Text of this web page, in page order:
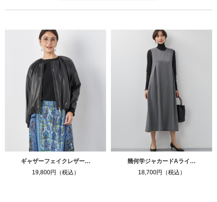
ギャザーフェイクレザー…
19,800円（税込）
幾何学ジャカードAライ…
18,700円（税込）